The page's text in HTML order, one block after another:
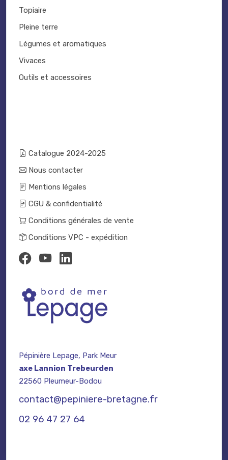
Topiaire
Pleine terre
Légumes et aromatiques
Vivaces
Outils et accessoires
Catalogue 2024-2025
Nous contacter
Mentions légales
CGU & confidentialité
Conditions générales de vente
Conditions VPC - expédition
Pépinière Lepage, Park Meur
axe Lannion Trebeurden
22560 Pleumeur-Bodou
contact@pepiniere-bretagne.fr
02 96 47 27 64